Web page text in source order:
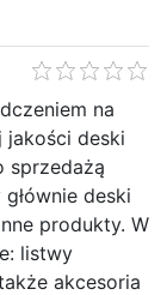
na
jakości deski
sprzedażą
deski
produkty. W
listwy
akcesoria